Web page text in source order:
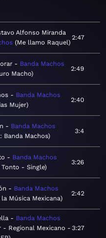
Alfonso Miranda
Me llamo Raquel
2:47
Banda Machos
Macho
2:49
Banda Machos
Mujer
2:40
Banda Machos
Banda Machos
3:4
Banda Machos
Tonto - Single
3:26
Banda Machos
Música Mexicana
2:42
Banda Machos
- Regional Mexicano - 3:27